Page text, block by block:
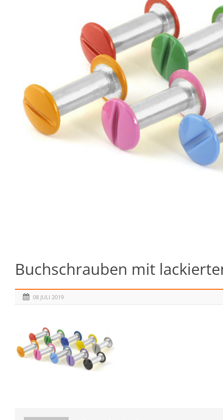
Buchschrauben mit
08 JULI 2019